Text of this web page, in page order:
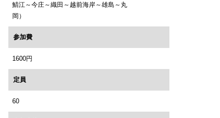
鯖江～今庄～織田～越前海岸～雄島～丸
岡）
参加費
1600円
定員
60